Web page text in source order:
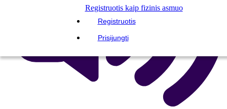
Registruotis kaip fizinis asmuo
Registruotis
Prisijungti